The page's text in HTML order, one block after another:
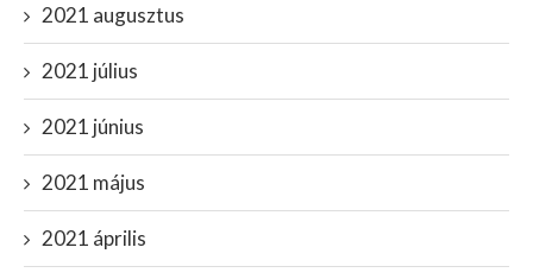
2021 augusztus
2021 július
2021 június
2021 május
2021 április